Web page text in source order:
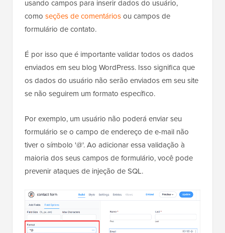
Hackers geralmente injetam ataques SQL em seu site
usando campospara inserir dados do usuário,
formulário de contato.
É por isso que é importante validar todos os dados
enviados em seu blog WordPress. Isso significa que
se não seguirem um formato específico.
Por exemplo, um usuário não poderá enviar seu
formulário se o campo de endereço de e-mail não
tiver o símbolo '@'. Ao adicionar essa validação à
prevenir ataques de injeção de SQL.